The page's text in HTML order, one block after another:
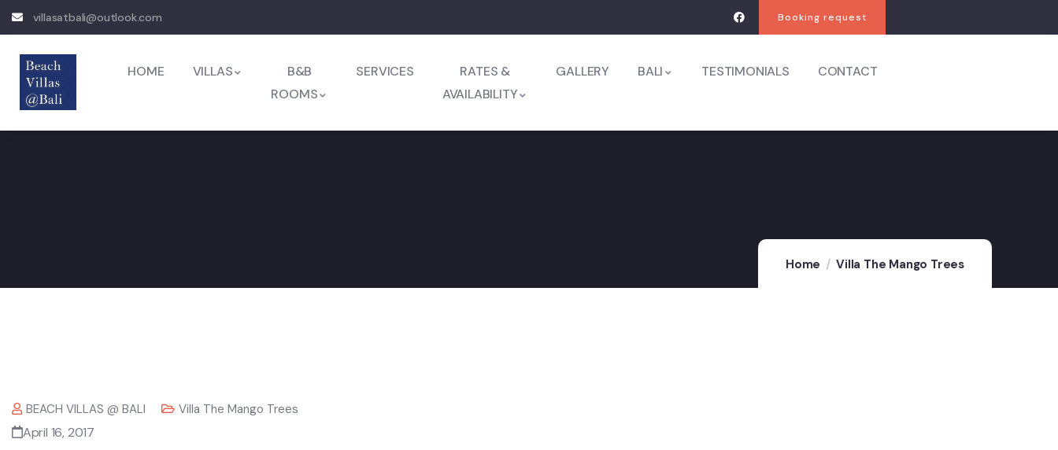
villasatbali@outlook.com Booking request
HOME VILLAS
B&B
ROOMS
SERVICES
RATES &
AVAILABILITY
GALLERY BALI TESTIMONIALS CONTACT
Home Villa The Mango Trees
BEACH VILLAS @ BALI Villa The Mango Trees
April 16, 2017